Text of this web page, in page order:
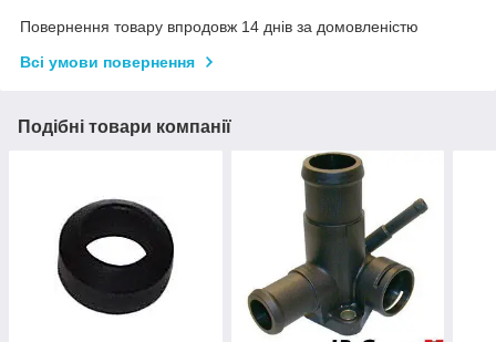
Повернення товару впродовж 14 днів за домовленістю
Всі умови повернення
Подібні товари компанії